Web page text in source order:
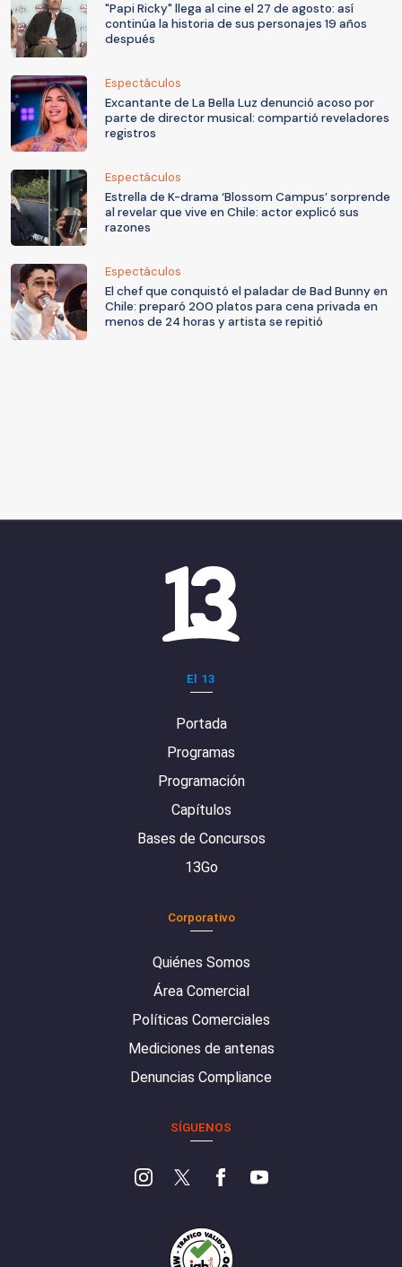
"Papi Ricky" llega al cine el 27 de agosto: así
continúa la historia de sus personajes 19 años
después
Espectáculos
Excantante de La Bella Luz denunció acoso por
parte de director musical: compartió reveladores
registros
Espectáculos
Estrella de K-drama ‘Blossom Campus’ sorprende
al revelar que vive en Chile: actor explicó sus
razones
Espectáculos
El chef que conquistó el paladar de Bad Bunny en
Chile: preparó 200 platos para cena privada en
menos de 24 horas y artista se repitió
El 13
Portada
Programas
Programación
Capítulos
Bases de Concursos
13Go
Corporativo
Quiénes Somos
Área Comercial
Políticas Comerciales
Mediciones de antenas
Denuncias Compliance
SÍGUENOS